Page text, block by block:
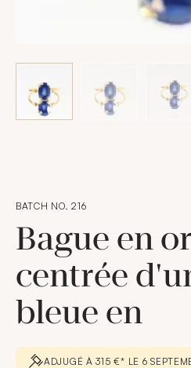
BATCH NO. 216
Bague en
centrée
bleue en
ADJUGÉ À 315 €* LE 6